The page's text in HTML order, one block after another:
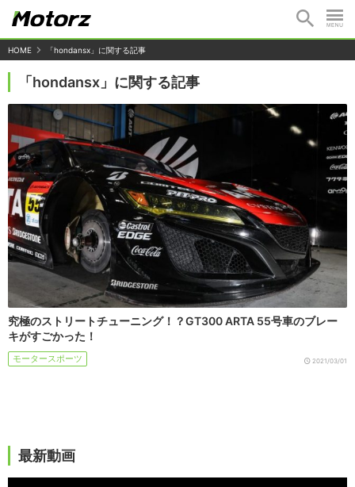
HOME 「hondansx」に関する記事
「hondansx」に関する記事
究極のストリートチューニング！？GT300 ARTA 55号車のブレー
キがすごかった！
モータースポーツ 2021/03/01
最新動画